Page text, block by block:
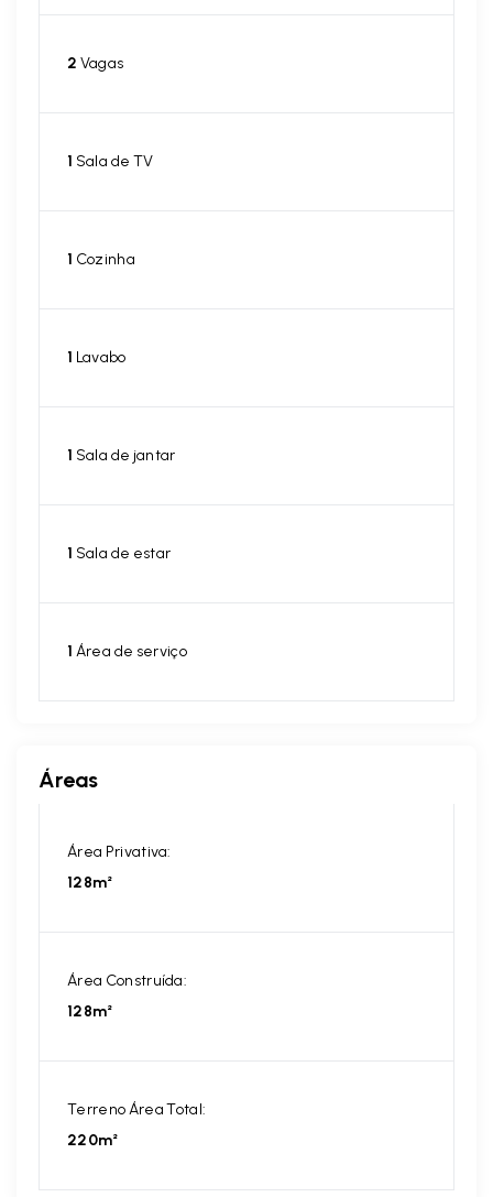
2 Vagas
1 Sala de TV
1 Cozinha
1 Lavabo
1 Sala de jantar
1 Sala de estar
1 Área de serviço
Áreas
Área Privativa:
128m²
Área Construída:
128m²
Terreno Área Total:
220m²